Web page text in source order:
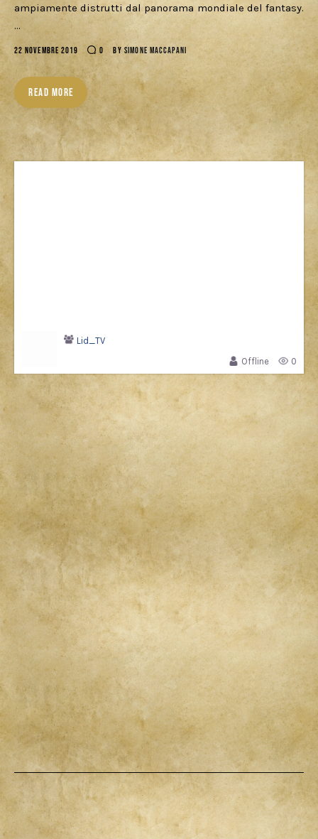
ampiamente distrutti dal panorama mondiale del fantasy.
…
22 NOVEMBRE 2019 0 BY SIMONE MACCAPANI
READ MORE
Lid_TV
Offline
0